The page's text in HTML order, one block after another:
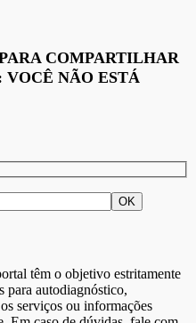
COMPARTILHAR
NÃO ESTÁ
têm o objetivo estritamente
para autodiagnóstico,
serviços ou informações